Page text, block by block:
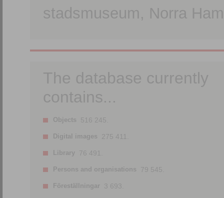
stadsmuseum, Norra
The database currently
contains...
Objects 516 245.
Digital images 275 411.
Library 76 491.
Persons and organisations 79 545.
Föreställningar 3 693.